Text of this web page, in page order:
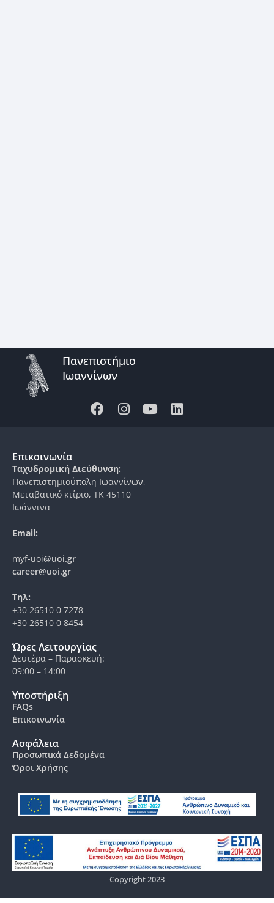
Πανεπιστήμιο
Ιωαννίνων
Επικοινωνία
Ταχυδρομική Διεύθυνση:
Πανεπιστημιούπολη Ιωαννίνων,
Μεταβατικό κτίριο, ΤΚ 45110
Ιωάννινα
Email:
myf-uoi@uoi.gr
career@uoi.gr
Τηλ:
+30 26510 0 7278
+30 26510 0 8454
Ώρες Λειτουργίας
Δευτέρα – Παρασκευή:
09:00 – 14:00
Υποστήριξη
FAQs
Επικοινωνία
Ασφάλεια
Προσωπικά Δεδομένα
Όροι Χρήσης
Copyright 2023